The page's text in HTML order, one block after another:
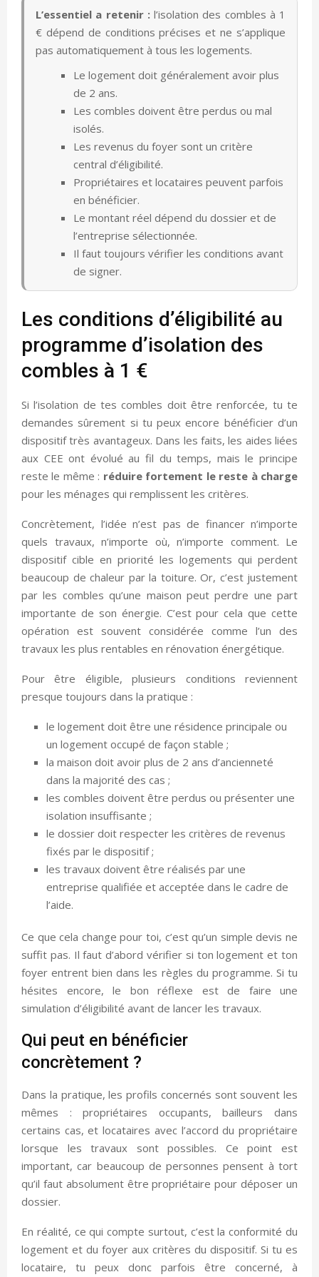
L’essentiel a retenir :l’isolation des combles à 1
€ dépend de conditions précises et ne s’applique
pas automatiquement à tous les logements.
Le logement doit généralement avoir plus
de 2 ans.
Les combles doivent être perdus ou mal
isolés.
Les revenus du foyer sont un critère
central d’éligibilité.
Propriétaires et locataires peuvent parfois
en bénéficier.
Le montant réel dépend du dossier et de
l’entreprise sélectionnée.
Il faut toujours vérifier les conditions avant
de signer.
Les conditions d’éligibilité au
programme d’isolation des
combles à 1 €
Si l’isolation de tes combles doit être renforcée, tu te
demandes sûrement si tu peux encore bénéficier d’un
dispositif très avantageux. Dans les faits, les aides liées
aux CEE ont évolué au fil du temps, mais le principe
reste le même : réduire fortement le reste à charge
pour les ménages qui remplissent les critères.
Concrètement, l’idée n’est pas de financer n’importe
quels travaux, n’importe où, n’importe comment. Le
dispositif cible en priorité les logements qui perdent
beaucoup de chaleur par la toiture. Or, c’est justement
par les combles qu’une maison peut perdre une part
importante de son énergie. C’est pour cela que cette
opération est souvent considérée comme l’un des
travaux les plus rentables en rénovation énergétique.
Pour être éligible, plusieurs conditions reviennent
presque toujours dans la pratique :
le logement doit être une résidence principale ou
un logement occupé de façon stable ;
la maison doit avoir plus de 2 ans d’ancienneté
dans la majorité des cas ;
les combles doivent être perdus ou présenter une
isolation insuffisante ;
le dossier doit respecter les critères de revenus
fixés par le dispositif ;
les travaux doivent être réalisés par une
entreprise qualifiée et acceptée dans le cadre de
l’aide.
Ce que cela change pour toi, c’est qu’un simple devis ne
suffit pas. Il faut d’abord vérifier si ton logement et ton
foyer entrent bien dans les règles du programme. Si tu
hésites encore, le bon réflexe est de faire une
simulation d’éligibilité avant de lancer les travaux.
Qui peut en bénéficier
concrètement ?
Dans la pratique, les profils concernés sont souvent les
mêmes : propriétaires occupants, bailleurs dans
certains cas, et locataires avec l’accord du propriétaire
lorsque les travaux sont possibles. Ce point est
important, car beaucoup de personnes pensent à tort
qu’il faut absolument être propriétaire pour déposer un
dossier.
En réalité, ce qui compte surtout, c’est la conformité du
logement et du foyer aux critères du dispositif. Si tu es
locataire, tu peux donc parfois être concerné, à